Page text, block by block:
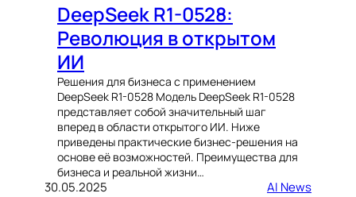
DeepSeek R1-0528:
Революция в открытом
ИИ
Решения для бизнеса с применением
DeepSeek R1-0528 Модель DeepSeek R1-0528
представляет собой значительный шаг
вперед в области открытого ИИ. Ниже
приведены практические бизнес-решения на
основе её возможностей. Преимущества для
бизнеса и реальной жизни…
30.05.2025 AI News